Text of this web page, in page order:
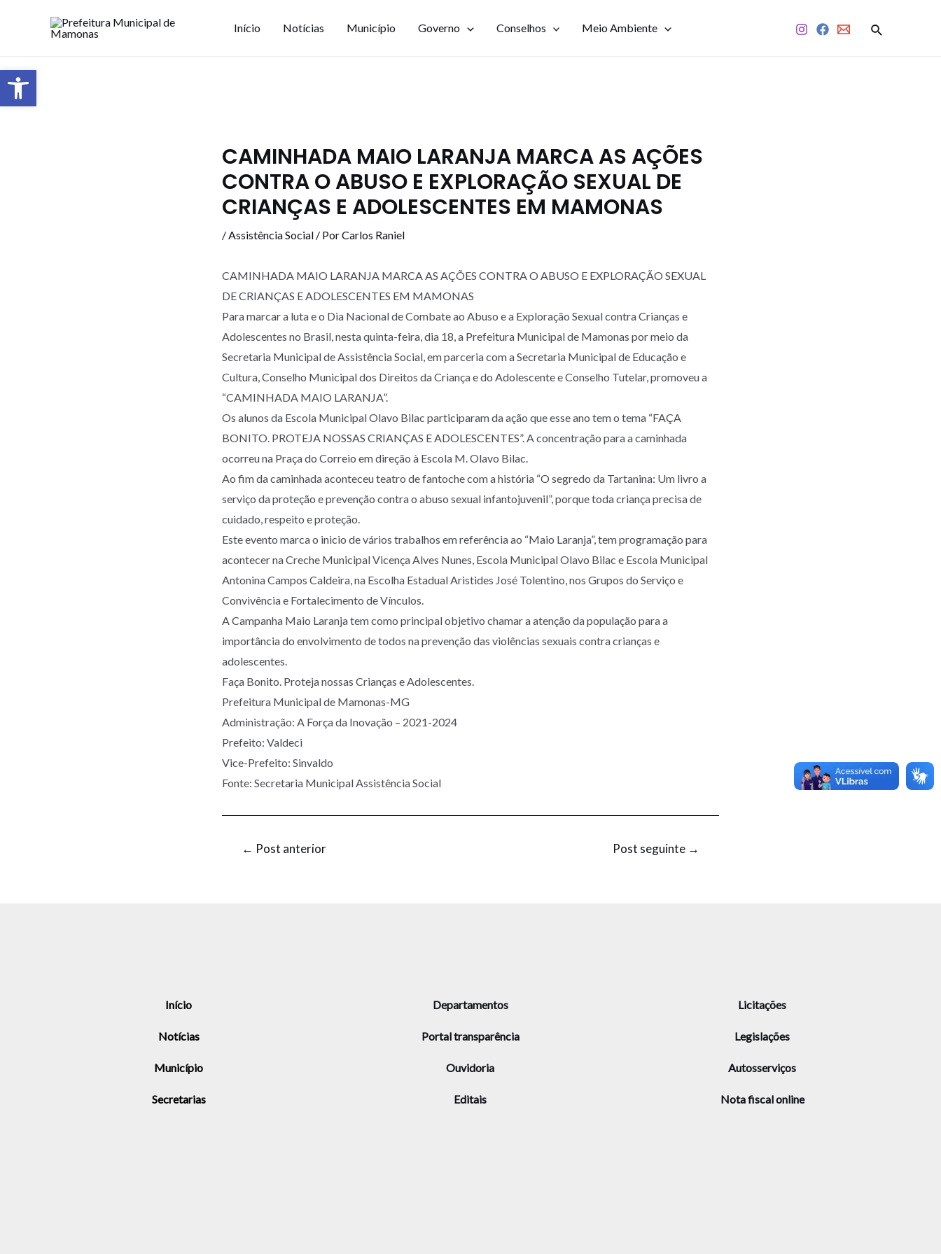
Início Notícias Município Governo Conselhos Meio Ambiente
CAMINHADA MAIO LARANJA MARCA AS AÇÕES
CONTRA O ABUSO E EXPLORAÇÃO SEXUAL DE
CRIANÇAS E ADOLESCENTES EM MAMONAS
/Assistência Social / PorCarlos Raniel
CAMINHADA MAIO LARANJA MARCA AS AÇÕES CONTRA O ABUSO E EXPLORAÇÃO SEXUAL
DE CRIANÇAS E ADOLESCENTES EM MAMONAS
Para marcar a luta e o Dia Nacional de Combate ao Abuso e a Exploração Sexual contra Crianças e
Adolescentes no Brasil, nesta quinta-feira, dia 18, a Prefeitura Municipal de Mamonas por meio da
Secretaria Municipal de Assistência Social, em parceria com a Secretaria Municipal de Educação e
Cultura, Conselho Municipal dos Direitos da Criança e do Adolescente e Conselho Tutelar, promoveu a
“CAMINHADA MAIO LARANJA”.
Os alunos da Escola Municipal Olavo Bilac participaram da ação que esse ano tem o tema “FAÇA
BONITO. PROTEJA NOSSAS CRIANÇAS E ADOLESCENTES”. A concentração para a caminhada
ocorreu na Praça do Correio em direção à Escola M. Olavo Bilac.
Ao fim da caminhada aconteceu teatro de fantoche com a história “O segredo da Tartanina: Um livro a
serviço da proteção e prevenção contra o abuso sexual infantojuvenil”, porque toda criança precisa de
cuidado, respeito e proteção.
Este evento marca o inicio de vários trabalhos em referência ao “Maio Laranja”, tem programação para
acontecer na Creche Municipal Vicença Alves Nunes, Escola Municipal Olavo Bilac e Escola Municipal
Antonina Campos Caldeira, na Escolha Estadual Aristides José Tolentino, nos Grupos do Serviço e
Convivência e Fortalecimento de Vínculos.
A Campanha Maio Laranja tem como principal objetivo chamar a atenção da população para a
importância do envolvimento de todos na prevenção das violências sexuais contra crianças e
adolescentes.
Faça Bonito. Proteja nossas Crianças e Adolescentes.
Prefeitura Municipal de Mamonas-MG
Administração: A Força da Inovação – 2021-2024
Prefeito: Valdeci
Vice-Prefeito: Sinvaldo
Fonte: Secretaria Municipal Assistência Social
← Post anterior Post seguinte →
Início
Notícias
Município
Secretarias
Departamentos
Portal transparência
Ouvidoria
Editais
Licitações
Legislações
Autosserviços
Nota fiscal online
Barra de Ferramentas Aberta